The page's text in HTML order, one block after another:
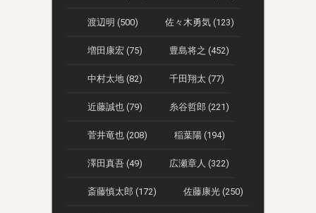
渡辺明 (500) 佐々木勇気 (123)
増田康宏 (75) 豊島将之 (452)
中村太地 (82) 千田翔太 (77)
近藤誠也 (79) 糸谷哲郎 (221)
菅井竜也 (208) 稲葉陽 (194)
澤田真吾 (49) 広瀬章人 (322)
斎藤慎太郎 (172) 佐藤康光 (250)